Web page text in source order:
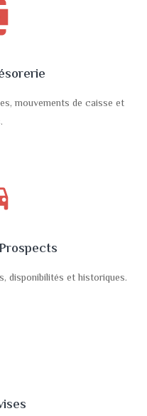
mouvements de caisse et
disponibilités et historiques.